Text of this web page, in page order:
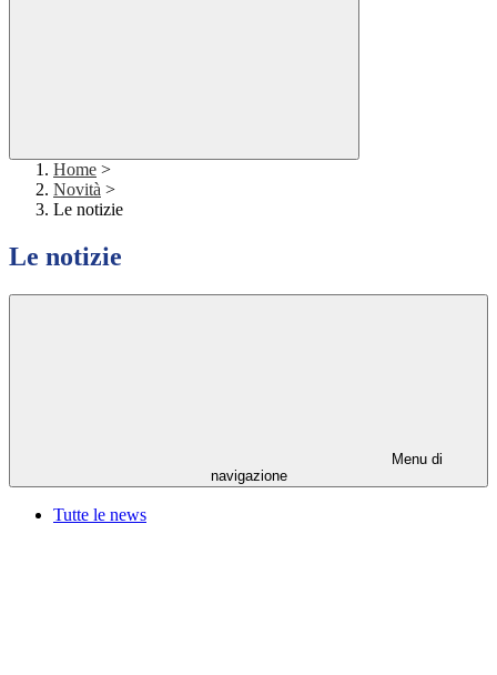
Home >
Novità >
Le notizie
Le notizie
Menu di
navigazione
Tutte le news